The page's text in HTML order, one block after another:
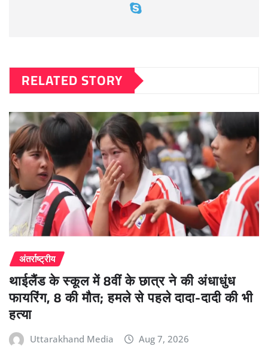
RELATED STORY
अंतर्राष्ट्रीय
थाईलैंड के स्कूल में 8वीं के छात्र ने की अंधाधुंध
फायरिंग, 8 की मौत; हमले से पहले दादा-दादी की भी
हत्या
Uttarakhand Media Aug 7, 2026